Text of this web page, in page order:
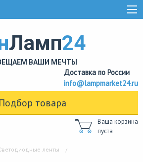
Ламп24
ВАШИ МЕЧТЫ
Доставка по России
info@lampmarket24.ru
Подбор товара
Ваша корзина
пуста
ленты